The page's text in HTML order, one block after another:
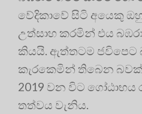
වේදිකාවේ සිටි අයෙකු
උත්සාහ කරමින් එය
කියයි. ඇත්තටම ජවිපෙට
කැරකෙමින් තිබෙන
2019 වන විට
තත්වය වැනිය.